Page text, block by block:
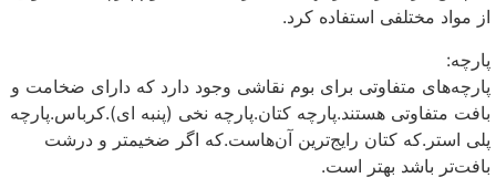
از مواد مختلفی استفاده کرد.
پارچه:
پارچه‌های متفاوتی برای بوم نقاشی وجود دارد که دارای ضخامت و
بافت متفاوتی هستند.پارچه کتان.پارچه نخی (پنبه ای).کرباس.پارچه
پلی استر.که کتان رایج‌ترین آن‌هاست.که اگر ضخیمتر و درشت
بافت‌تر باشد بهتر است.